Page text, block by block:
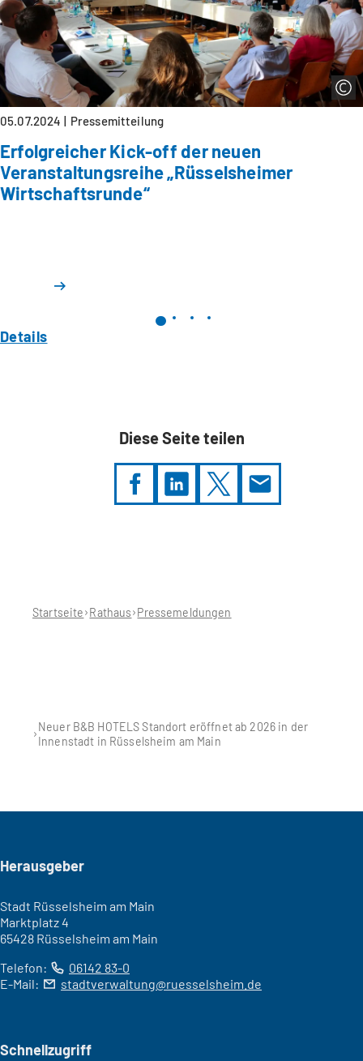
05.07.2024 Pressemitteilung
Erfolgreicher Kick-off der neuen
Veranstaltungsreihe „Rüsselsheimer
Wirtschaftsrunde“
Details
Diese Seite teilen
Startseite Rathaus Pressemeldungen
Neuer B&B HOTELS Standort eröffnet ab 2026 in der
Innenstadt in Rüsselsheim am Main
Seitenfuß
Herausgeber
Stadt Rüsselsheim am Main
Marktplatz 4
65428 Rüsselsheim am Main
Telefon:
06142 83-0
E-Mail:
stadtverwaltung ruesselsheim de
Schnellzugriff